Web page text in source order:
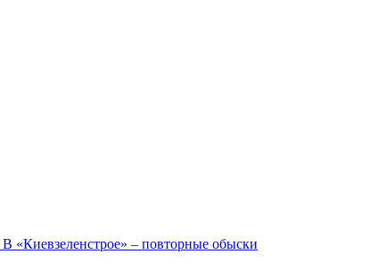
В «Киевзеленстрое» – повторные обыски